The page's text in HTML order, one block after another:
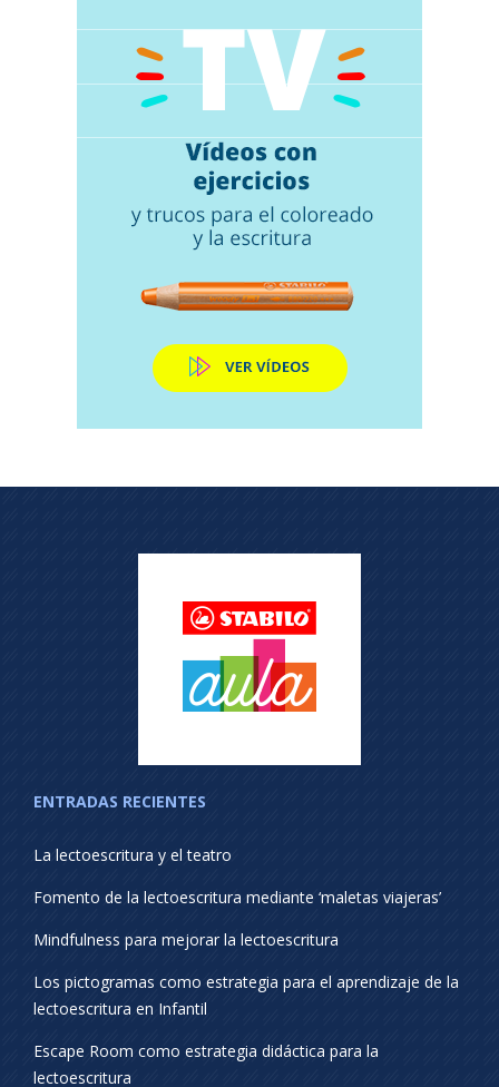
ENTRADAS RECIENTES
La lectoescritura y el teatro
Fomento de la lectoescritura mediante ‘maletas viajeras’
Mindfulness para mejorar la lectoescritura
Los pictogramas como estrategia para el aprendizaje de la
lectoescritura en Infantil
Escape Room como estrategia didáctica para la
lectoescritura